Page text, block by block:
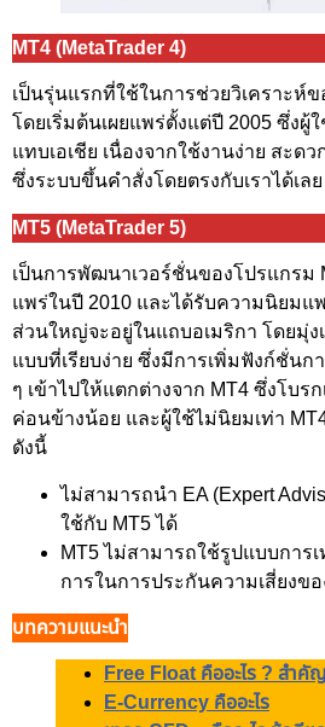
MT4 (MetaTrader 4)
เป็นรุ่นแรกที่ใช้ในการช่วยวิเคราะห์ข
โดยเริ่มต้นเผยแพร่ตั้งแต่ปี 2005 ซึ่ง
แทบเอเชีย เนื่องจากใช้งานง่าย สะด
ซึ่งระบบขึ้นคำสั่งโดยตรงกับเราได้เลย
MT5 (MetaTrader 5)
เป็นการพัฒนาเวอร์ชั่นของโปรแกรม
แพร่ในปี 2010 และได้รับความนิยมแ
ส่วนใหญ่จะอยู่ในแถบอเมริกา โดยมุ่
แบบที่เรียบง่าย ซึ่งมีการเพิ่มฟังก์ชั่นก
ๆ เข้าไปให้แตกต่างจาก MT4 ซึ่งโบร
ค่อนข้างน้อย และผู้ใช้ไม่นิยมเท่า
ดังนี้
ไม่สามารถนำ EA (Expert
ใช้กับ MT5 ได้
MT5 ไม่สามารถใช้รูปแบบการ
การในการประกันความเสี่ยงข
บทความแนะนำ
Free Float คืออะไร ? สำคั
E-Currency คืออะไร